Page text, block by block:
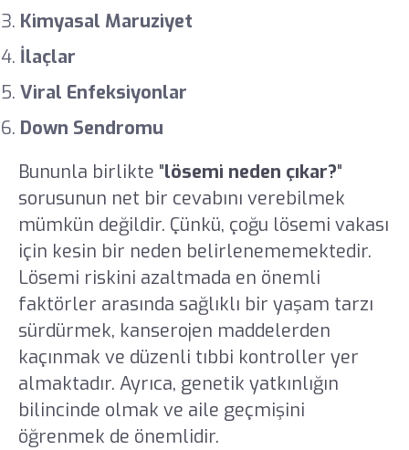
Kimyasal Maruziyet
İlaçlar
Viral Enfeksiyonlar
Down Sendromu
Bununla birlikte "lösemi neden çıkar?"
sorusunun net bir cevabını verebilmek
mümkün değildir. Çünkü, çoğu lösemi vakası
için kesin bir neden belirlenememektedir.
Lösemi riskini azaltmada en önemli
faktörler arasında sağlıklı bir yaşam tarzı
sürdürmek, kanserojen maddelerden
kaçınmak ve düzenli tıbbi kontroller yer
almaktadır. Ayrıca, genetik yatkınlığın
bilincinde olmak ve aile geçmişini
öğrenmek de önemlidir.